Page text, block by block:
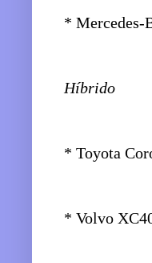
* Mercedes-
Híbrido
* Toyota
* Volvo